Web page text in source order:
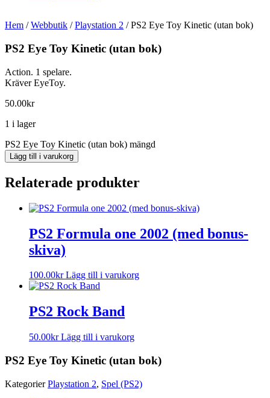
Hem /Webbutik /Playstation 2 / PS2 Eye Toy Kinetic (utan bok)
PS2 Eye Toy Kinetic (utan bok)
Action. 1 spelare.
Kräver EyeToy.
50.00kr
1 i lager
PS2 Eye Toy Kinetic (utan bok) mängd
Lägg till i varukorg
Relaterade produkter
PS2 Formula one 2002 (med bonus-
skiva)
100.00kr Lägg till i varukorg
PS2 Rock Band
50.00kr Lägg till i varukorg
PS2 Eye Toy Kinetic (utan bok)
Kategorier Playstation 2, Spel (PS2)